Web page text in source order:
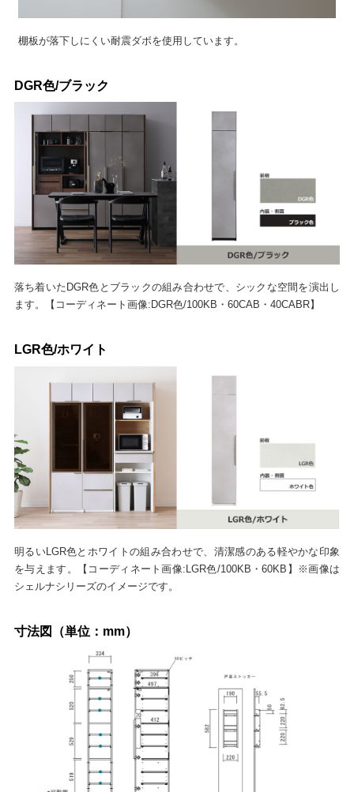
棚板が落下しにくい耐震ダボを使用しています。
DGR色/ブラック
落ち着いたDGR色とブラックの組み合わせで、シックな空間を演出し
ます。【コーディネート画像:DGR色/100KB・60CAB・40CABR】
LGR色/ホワイト
明るいLGR色とホワイトの組み合わせで、清潔感のある軽やかな印象
を与えます。【コーディネート画像:LGR色/100KB・60KB】※画像は
シェルナシリーズのイメージです。
寸法図（単位：mm）